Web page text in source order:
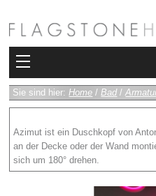
Kollektionen
Bad
Heizkörper
Sie sind hier: Home / Bad /
Azimut ist ein Duschkopf von
an der Decke oder der Wand
sich um 180° drehen.